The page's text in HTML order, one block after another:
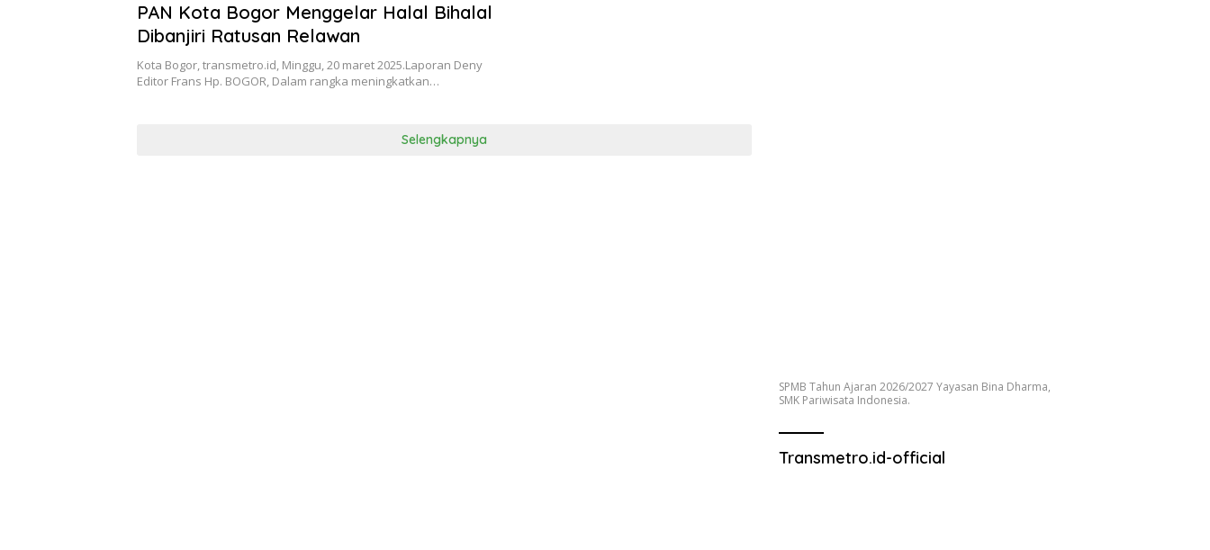
PAN Kota Bogor Menggelar Halal Bihalal
Dibanjiri Ratusan Relawan
Kota Bogor, transmetro.id, Minggu, 20 maret 2025.Laporan Deny
Editor Frans Hp. BOGOR, Dalam rangka meningkatkan…
Selengkapnya
SPMB Tahun Ajaran 2026/2027 Yayasan Bina Dharma,
SMK Pariwisata Indonesia.
Transmetro.id-official